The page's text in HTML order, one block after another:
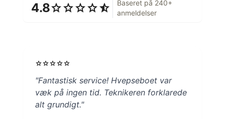
4.8starstarstarstarstar_half
Baseret på 240+
anmeldelser
starstarstarstarstar
"Fantastisk service! Hvepseboet var
væk på ingen tid. Teknikeren forklarede
alt grundigt."